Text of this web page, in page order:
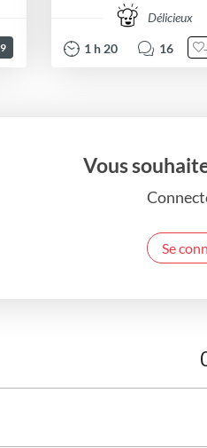
Délicieux
1 h 20 16
Vous
Se